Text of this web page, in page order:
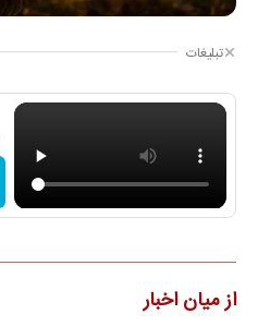
تبلیغات
از میان اخبار